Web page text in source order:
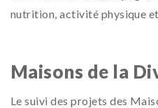
nutrition, activité physique
Maisons de la
Le suivi des projets des